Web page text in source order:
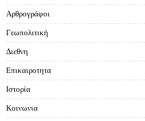
Αρθρογράφοι
Γεωπολιτική
Διεθνη
Επικαιροτητα
Ιστορία
Κοινωνια